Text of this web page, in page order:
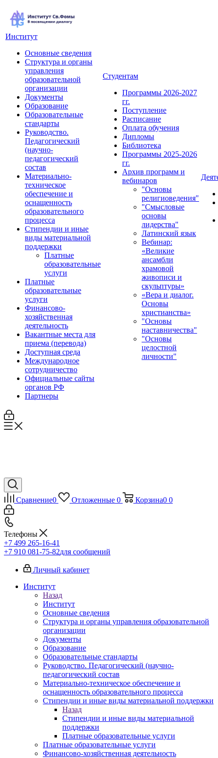
Институт
Основные сведения
Структура и органы
управления
образовательной
организации
Документы
Образование
Образовательные
стандарты
Руководство.
Педагогический
(научно-
педагогический
состав
Материально-
техническое
обеспечение и
оснащенность
образовательного
процесса
Стипендии и иные
виды материальной
поддержки
Платные
образовательные
услуги
Платные
образовательные
услуги
Финансово-
хозяйственная
деятельность
Вакантные места для
приема (перевода)
Доступная среда
Международное
сотрудничество
Официальные сайты
органов РФ
Партнеры
Студентам
Программы 2026-2027
гг.
Поступление
Расписание
Оплата обучения
Дипломы
Библиотека
Программы 2025-2026
гг.
Архив программ и
вебинаров
"Основы
религиоведения"
"Смысловые
основы
лидерства"
Латинский язык
Вебинар:
«Великие
ансамбли
храмовой
живописи и
скульптуры»
«Вера и диалог.
Основы
христианства»
"Основы
наставничества"
"Основы
целостной
личности"
Сравнение0 Отложенные 0 Корзина0 0
Телефоны
+7 499 265-16-41
+7 910 081-75-82для сообщений
Личный кабинет
Институт
Назад
Институт
Основные сведения
Структура и органы управления образовательной
организации
Документы
Образование
Образовательные стандарты
Руководство. Педагогический (научно-
педагогический состав
Материально-техническое обеспечение и
оснащенность образовательного процесса
Стипендии и иные виды материальной поддержки
Назад
Стипендии и иные виды материальной
поддержки
Платные образовательные услуги
Платные образовательные услуги
Финансово-хозяйственная деятельность